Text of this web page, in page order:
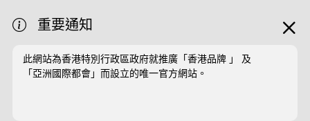
重要通知
此網站為香港特別行政區政府就推廣「香港品牌 」 及
「亞洲國際都會」而設立的唯一官方網站。